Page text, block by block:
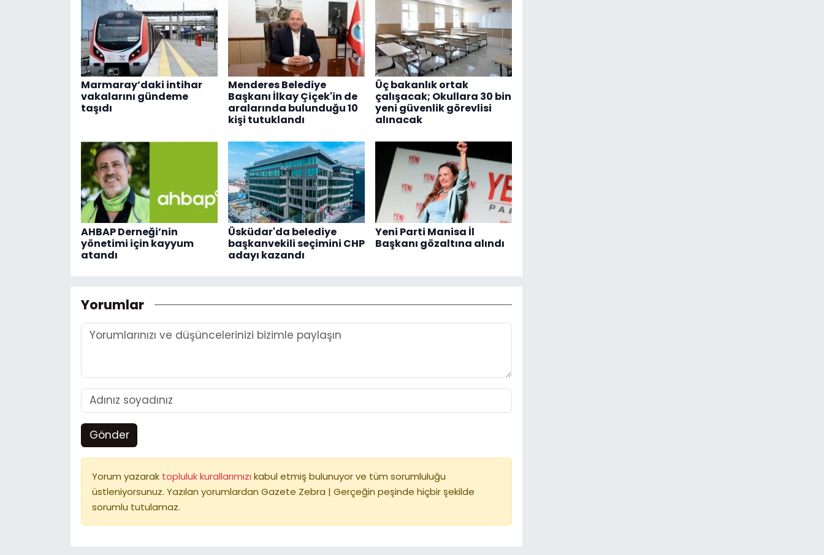
Marmaray’daki intihar
vakalarını gündeme
taşıdı
Menderes Belediye
Başkanı İlkay Çiçek'in de
aralarında bulunduğu 10
kişi tutuklandı
Üç bakanlık ortak
çalışacak; Okullara 30 bin
yeni güvenlik görevlisi
alınacak
AHBAP Derneği’nin
yönetimi için kayyum
atandı
Üsküdar'da belediye
başkanvekili seçimini CHP
adayı kazandı
Yeni Parti Manisa İl
Başkanı gözaltına alındı
Yorumlar
Gönder
Yorum yazarak topluluk kurallarımızı kabul etmiş bulunuyor ve tüm sorumluluğu
üstleniyorsunuz. Yazılan yorumlardan Gazete Zebra | Gerçeğin peşinde hiçbir şekilde
sorumlu tutulamaz.